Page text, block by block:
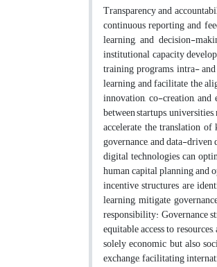
Transparency and
continuous reporting and
learning, and decision-
institutional capacity
training programs, intra-
learning, and facilitate the
innovation, co-creation,
between startups,
accelerate the translation
governance, and data-
digital technologies can
human capital planning and
incentive structures are
learning, mitigate
responsibility: Governance
equitable access to
solely economic but also
exchange, facilitating